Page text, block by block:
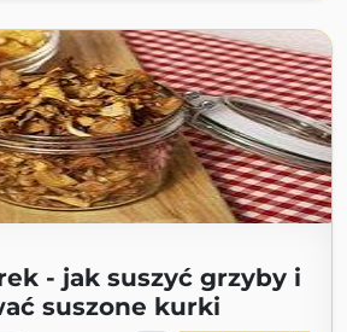
- jak suszyć grzyby i
suszone kurki